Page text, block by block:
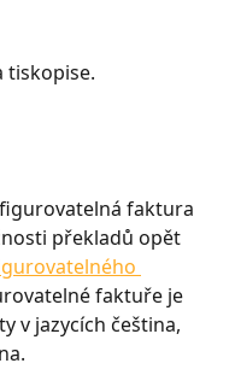
tiskopise.
faktura
překladů opět
faktuře je
v jazycích čeština,